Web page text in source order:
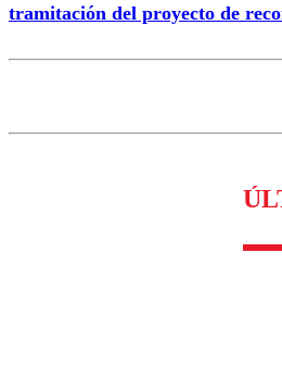
tramitación del proyecto de